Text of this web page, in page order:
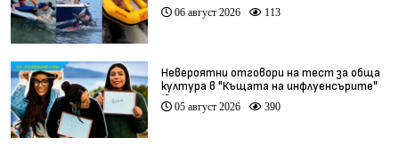
06 август 2026 113
Невероятни отговори на тест за обща
култура в "Къщата на инфлуенсърите"
(видео)
05 август 2026 390